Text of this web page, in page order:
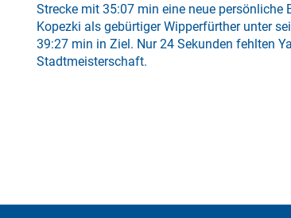
Strecke mit 35:07 min eine neue
Kopezki als gebürtiger Wipperfürther unter
39:27 min in Ziel. Nur 24 Sekunden fehlten
Stadtmeisterschaft.